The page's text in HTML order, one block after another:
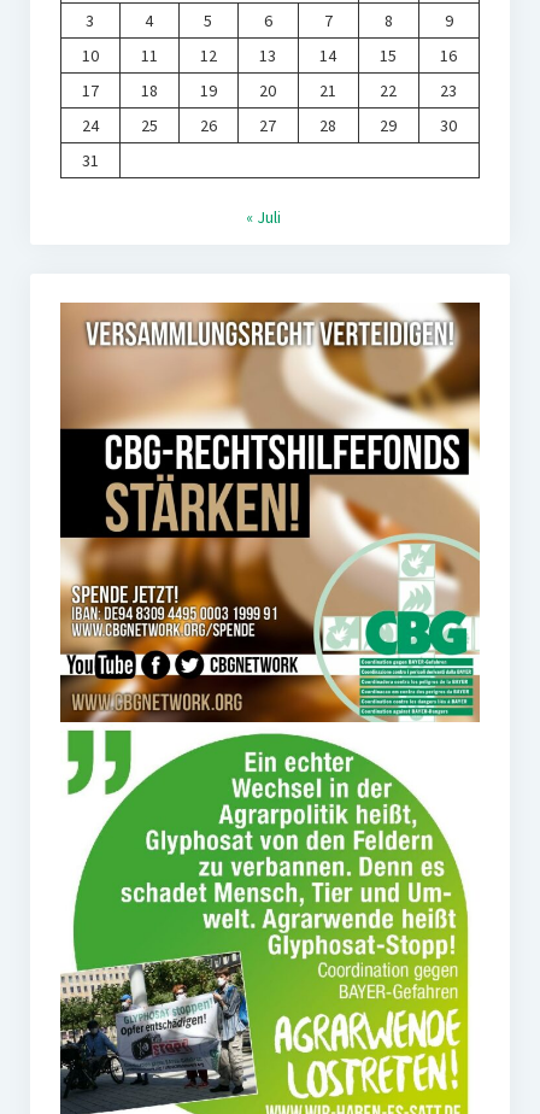
3 4 5 6 7 8
9
10
11 12 13 14 15
16
17
18 19 20 21 22
23
24
25 26 27 28 29
30
31
« Juli